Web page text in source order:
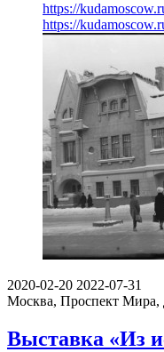
https://
https://
2020-02-20 2022-07-31
Москва, Проспект Мира,
Выставка «Из